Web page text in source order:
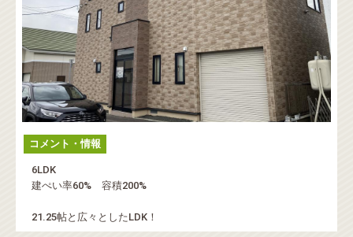
◉土地面積
～
築年数
コメント・情報
6LDK
建ぺい率60% 容積200%
21.25帖と広々としたLDK！